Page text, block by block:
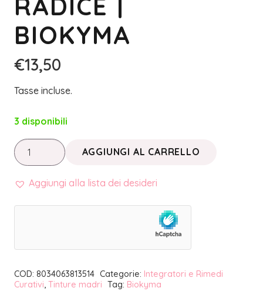
BIOKYMA
€13,50
Tasse incluse.
3 disponibili
TINTURA
MADRE
GINSENG
AGGIUNGI AL CARRELLO
Aggiungi alla lista dei desideri
COD: 8034063813514 Categorie: Integratori e Rimedi
Curativi, Tinture madri Tag: Biokyma